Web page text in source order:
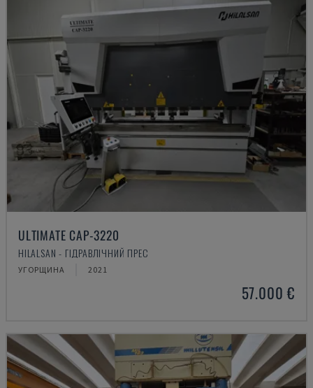
ULTIMATE CAP-3220
HILALSAN - ГІДРАВЛІЧНИЙ ПРЕС
УГОРЩИНА 2021
57.000 €